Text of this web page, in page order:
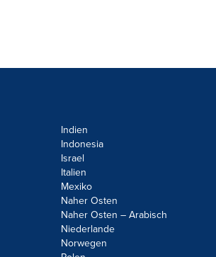
Indien
Indonesia
Israel
Italien
Mexiko
Naher Osten
Naher Osten – Arabisch
Niederlande
Norwegen